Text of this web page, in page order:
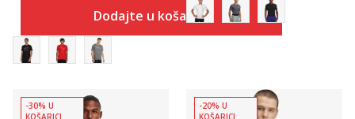
Dodajte u košaricu
-30% U
KOŠARICI
-20% U
KOŠARICI